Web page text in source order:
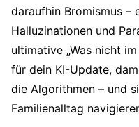
daraufhin Bromismus –
Halluzinationen und
ultimative „Was nicht
für dein KI-Update,
die Algorithmen – und
Familienalltag